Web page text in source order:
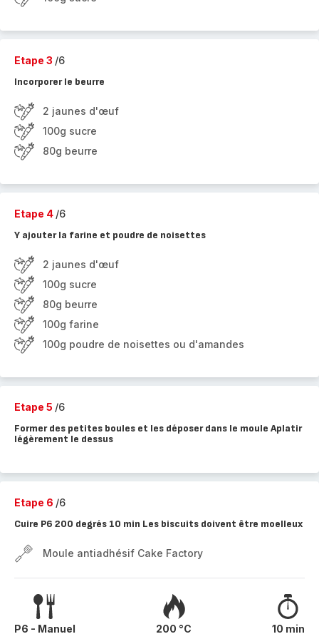
Etape 3 /6
Incorporer le beurre
2 jaunes d'œuf
100g sucre
80g beurre
Etape 4 /6
Y ajouter la farine et poudre de noisettes
2 jaunes d'œuf
100g sucre
80g beurre
100g farine
100g poudre de noisettes ou d'amandes
Etape 5 /6
Former des petites boules et les déposer dans le moule Aplatir
légèrement le dessus
Etape 6 /6
Cuire P6 200 degrés 10 min Les biscuits doivent être moelleux
Moule antiadhésif Cake Factory
P6 - Manuel 200 °C 10 min